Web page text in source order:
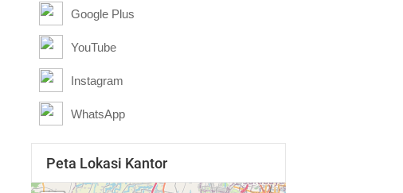
Google Plus
YouTube
Instagram
WhatsApp
Peta Lokasi Kantor